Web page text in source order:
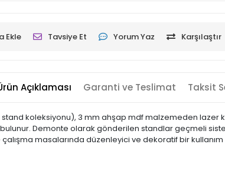
Ekle Tavsiye Et Yorum Yaz Karşılaştır
Açıklaması Garanti ve Teslimat Taksit
koleksiyonu), 3 mm ahşap mdf malzemeden lazer
Demonte olarak gönderilen standlar geçmeli
masalarında düzenleyici ve dekoratif bir